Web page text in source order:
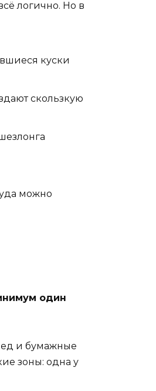
логично. Но в
куски
скользкую
можно
один
и бумажные
зоны: одна у